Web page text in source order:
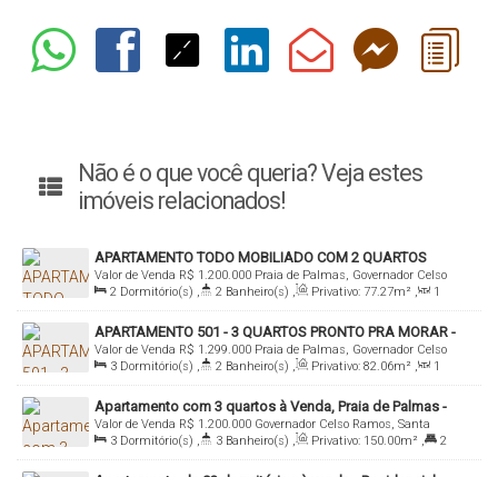
Não é o que você queria? Veja estes
imóveis relacionados!
APARTAMENTO TODO MOBILIADO COM 2 QUARTOS
PRÓXIMO A PRAIA DE PALMAS A VENDA
R$ 1.200.000
Valor de Venda
Praia de Palmas, Governador Celso
Ramos, Santa Catarina, Brasil
2 Dormitório(s) , 2 Banheiro(s) , Privativo: 77.27m² ,
1
Sala(s) , 1 Suíte(s) , Total: 138.45m² , 2 Vaga(s) ,
200m
Distância do Mar , Útil: 77.27m²
APARTAMENTO 501 - 3 QUARTOS PRONTO PRA MORAR -
ILHA DI CAPRI RESIDENCE
R$ 1.299.000
Valor de Venda
Praia de Palmas, Governador Celso
Ramos, Santa Catarina, Brasil
3 Dormitório(s) , 2 Banheiro(s) , Privativo: 82.06m² ,
1
Sala(s) , 1 Suíte(s) , 1 Vaga(s)
Apartamento com 3 quartos à Venda, Praia de Palmas -
Governador Celso Ramos
R$ 1.200.000
Valor de Venda
Governador Celso Ramos, Santa
Catarina, Brasil
3 Dormitório(s) , 3 Banheiro(s) , Privativo: 150.00m² ,
2
Suíte(s) , 2 Vaga(s)